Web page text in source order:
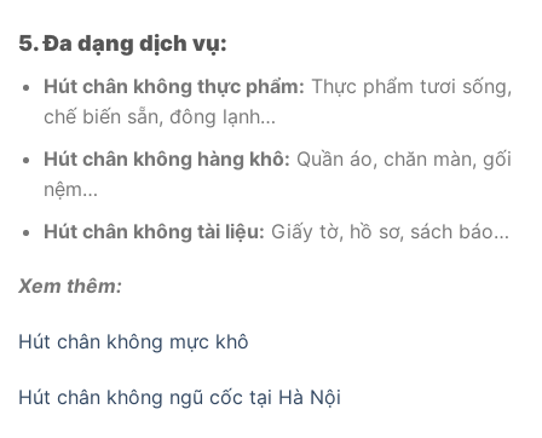
5. Đa dạng dịch vụ:
Hút chân không thực phẩm: Thực phẩm tươi sống,
chế biến sẵn, đông lạnh…
Hút chân không hàng khô: Quần áo, chăn màn, gối
nệm…
Hút chân không tài liệu: Giấy tờ, hồ sơ, sách báo…
Xem thêm:
Hút chân không mực khô
Hút chân không ngũ cốc tại Hà Nội